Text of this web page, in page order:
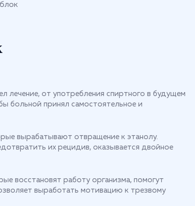
лечение, от употребления спиртного в будущем
больной принял самостоятельное и
вырабатывают отвращение к этанолу.
их рецидив, оказывается двойное
восстановят работу организма, помогут
выработать мотивацию к трезвому